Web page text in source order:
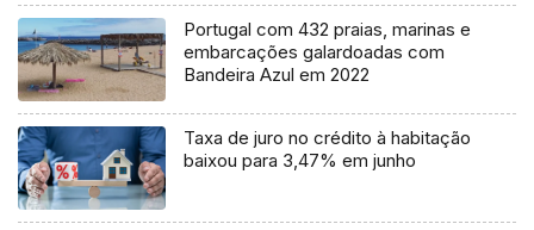
Portugal com 432 praias, marinas e
embarcações galardoadas com
Bandeira Azul em 2022
Taxa de juro no crédito à habitação
baixou para 3,47% em junho